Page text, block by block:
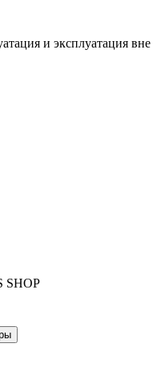
и эксплуатация вне
SHOP